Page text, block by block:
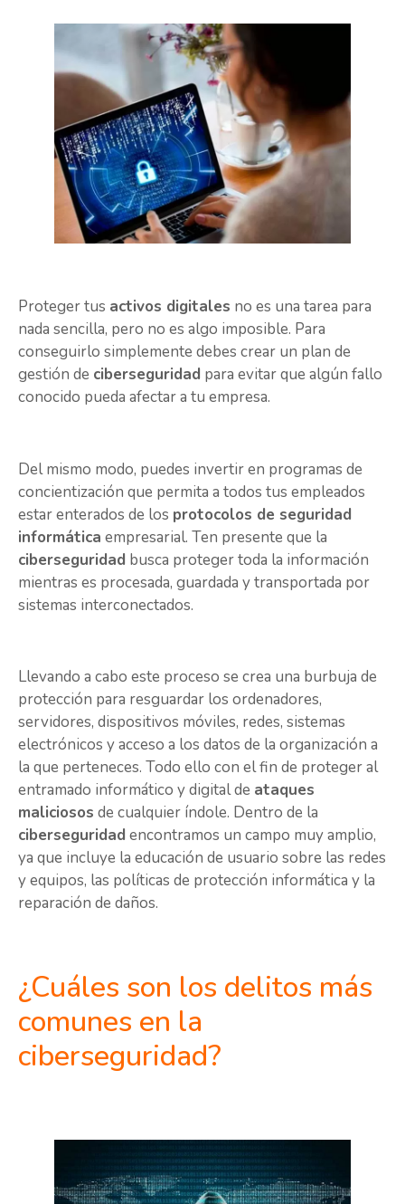
Proteger tus activos digitales no es una tarea para
nada sencilla, pero no es algo imposible. Para
conseguirlo simplemente debes crear un plan de
gestión de ciberseguridad para evitar que algún fallo
conocido pueda afectar a tu empresa.
Del mismo modo, puedes invertir en programas de
concientización que permita a todos tus empleados
estar enterados de los protocolos de seguridad
informática empresarial. Ten presente que la
ciberseguridad busca proteger toda la información
mientras es procesada, guardada y transportada por
sistemas interconectados.
Llevando a cabo este proceso se crea una burbuja de
protección para resguardar los ordenadores,
servidores, dispositivos móviles, redes, sistemas
electrónicos y acceso a los datos de la organización a
la que perteneces. Todo ello con el fin de proteger al
entramado informático y digital de ataques
maliciosos de cualquier índole. Dentro de la
ciberseguridad encontramos un campo muy amplio,
ya que incluye la educación de usuario sobre las redes
y equipos, las políticas de protección informática y la
reparación de daños.
¿Cuáles son los delitos más
comunes en la
ciberseguridad?